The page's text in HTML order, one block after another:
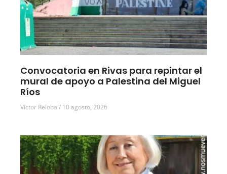
Convocatoria en Rivas para repintar el
mural de apoyo a Palestina del Miguel
Ríos
Víctor Reloba 10 agosto, 2026